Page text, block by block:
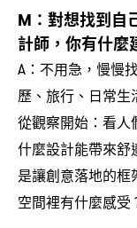
M： 對想找到自
計師 ， 你有什麼
A： 不用急 ， 慢慢
歷、旅行、日常生
從觀察開始 ： 看人
什麼設計能帶來舒
是讓創意落地的
空間裡有什麼感受